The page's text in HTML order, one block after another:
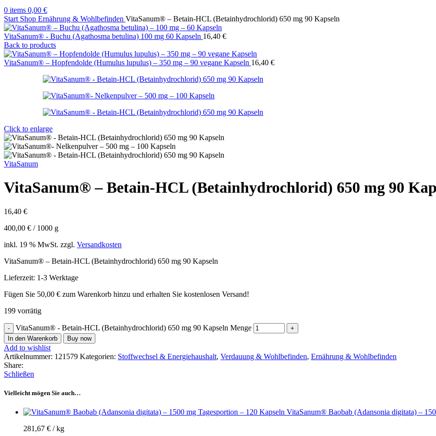
0 items 0,00 €
Start Shop Ernährung & Wohlbefinden VitaSanum® – Betain-HCL (Betainhydrochlorid) 650 mg 90 Kapseln
VitaSanum® - Buchu (Agathosma betulina) 100 mg 60 Kapseln 16,40 €
Back to products
VitaSanum® – Hopfendolde (Humulus lupulus) – 350 mg – 90 vegane Kapseln 16,40 €
Click to enlarge
VitaSanum
VitaSanum® – Betain-HCL (Betainhydrochlorid) 650 mg 90
16,40 €
400,00 € / 1000 g
inkl. 19 % MwSt. zzgl. Versandkosten
VitaSanum® – Betain-HCL (Betainhydrochlorid) 650 mg 90 Kapseln
Lieferzeit: 1-3 Werktage
Fügen Sie 50,00 € zum Warenkorb hinzu und erhalten Sie kostenlosen Versand!
199 vorrätig
VitaSanum® - Betain-HCL (Betainhydrochlorid) 650 mg 90 Kapseln Menge
In den Warenkorb Buy now
Add to wishlist
Artikelnummer: 121579 Kategorien: Stoffwechsel & Energiehaushalt, Verdauung & Wohlbefinden, Ernährung & Wohlbefinden
Share:
Schließen
Vielleicht mögen Sie auch…
VitaSanum® Baobab (Adansonia digitata) –
281,67 € /kg